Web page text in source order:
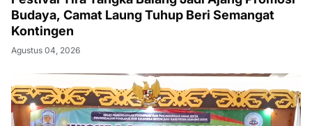
Budaya, Camat Laung Tuhup Beri Semangat
Kontingen
Agustus 04, 2026